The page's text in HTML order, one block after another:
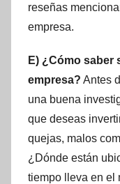
reseñas
empresa.
E) ¿Cómo saber
empresa? Antes
una buena
que deseas
quejas, malos
¿Dónde están
tiempo lleva en el